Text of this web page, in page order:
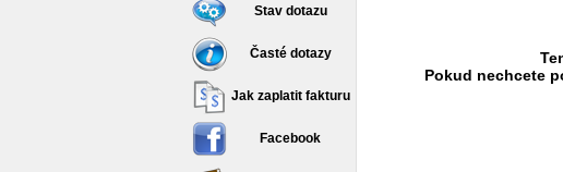
Stav dotazu
Časté dotazy
Jak zaplatit fakturu
Facebook
Pokud nechcete